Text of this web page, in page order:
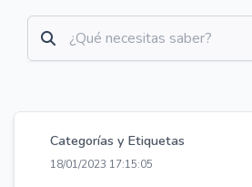
Categorías y Etiquetas
18/01/2023 17:15:05